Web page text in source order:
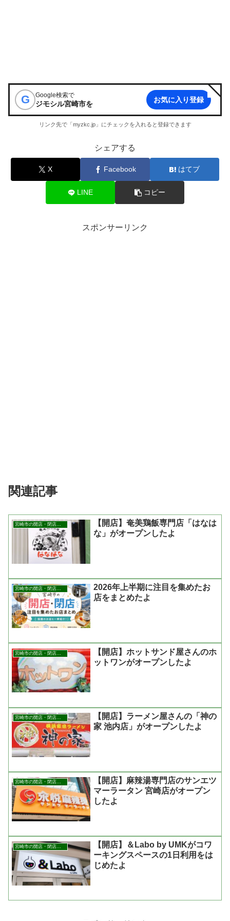
G Google検索で
ジモシル宮崎市を お気に入り登録
リンク先で「myzkc.jp」にチェックを入れると登録できます
シェアする
X Facebook はてブ
LINE コピー
スポンサーリンク
関連記事
宮崎市の開店・閉店まとめ
【開店】奄美鶏飯専門店「はなは
な」がオープンしたよ
宮崎市の開店・閉店まとめ
2026年上半期に注目を集めたお
店をまとめたよ
【開店】ホットサンド屋さんのホ
ットワンがオープンしたよ
宮崎市の開店・閉店まとめ
【開店】ラーメン屋さんの「神の
家 池内店」がオープンしたよ
宮崎市の開店・閉店まとめ
【開店】麻辣湯専門店のサンエツ
マーラータン 宮崎店がオープン
したよ
【開店】＆Labo by UMKがコワ
ーキングスペースの1日利用をは
じめたよ